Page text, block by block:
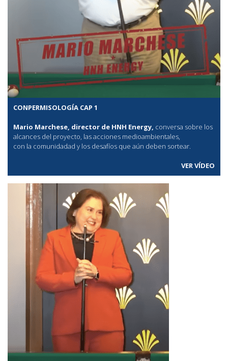
CONPERMISOLOGÍA CAP 1
Mario Marchese, director de HNH Energy, conversa sobre los
alcances del proyecto, las acciones medioambientales,
con la comunidadad y los desafíos que aún deben sortear.
VER VÍDEO